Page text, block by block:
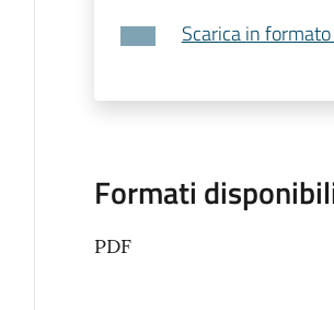
Scarica in
Formati
PDF